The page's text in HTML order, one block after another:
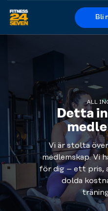
Logo
Bli
ALL
Detta
Vi är stolta
medlemskap. Vi
för dig – ett pris,
dolda